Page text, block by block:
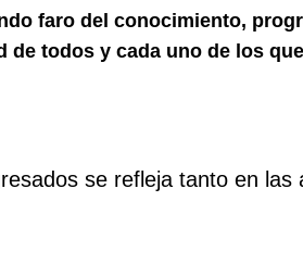
faro del conocimiento,
de todos y cada uno de los
se refleja tanto en las